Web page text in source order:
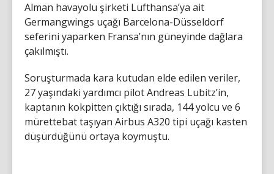
Alman havayolu şirketi Lufthansa’ya ait
Germangwings uçağı Barcelona-Düsseldorf
seferini yaparken Fransa’nın güneyinde dağlara
çakılmıştı.
Soruşturmada kara kutudan elde edilen veriler,
27 yaşındaki yardımcı pilot Andreas Lubitz’in,
kaptanın kokpitten çıktığı sırada, 144 yolcu ve 6
mürettebat taşıyan Airbus A320 tipi uçağı kasten
düşürdüğünü ortaya koymuştu.